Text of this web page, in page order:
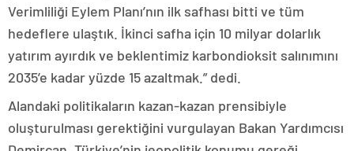
Verimliliği Eylem Planı’nın ilk safhası bitti ve tüm
hedeflere ulaştık. İkinci safha için 10 milyar dolarlık
yatırım ayırdık ve beklentimiz karbondioksit salınımını
2035’e kadar yüzde 15 azaltmak.” dedi.
Alandaki politikaların kazan-kazan prensibiyle
oluşturulması gerektiğini vurgulayan Bakan Yardımcısı